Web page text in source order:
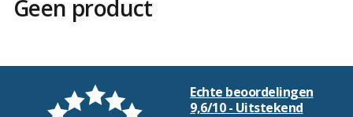
Geen product
Echte beoordelingen
9,6/10 - Uitstekend